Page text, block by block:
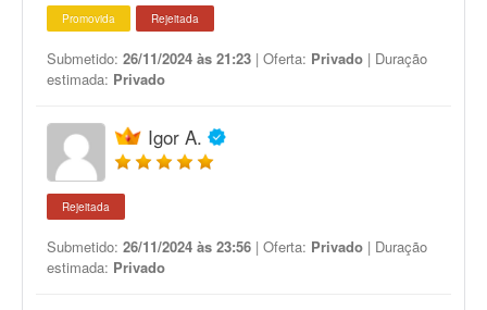
Promovida Rejeitada
Submetido: 26/11/2024 às 21:23 | Oferta: Privado | Duração
estimada: Privado
Igor A.
Rejeitada
Submetido: 26/11/2024 às 23:56 | Oferta: Privado | Duração
estimada: Privado